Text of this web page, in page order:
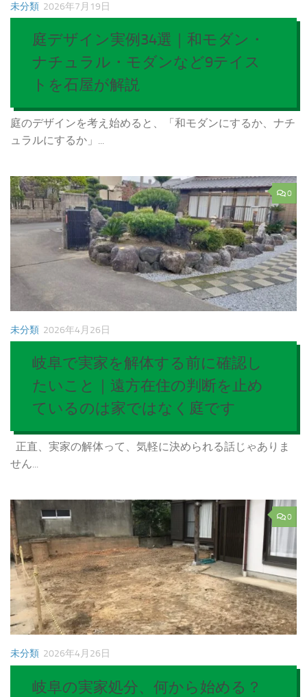
未分類 2026年7月19日
庭デザイン実例34選｜和モダン・
ナチュラル・モダンなど9テイス
トを石屋が解説
庭のデザインを考え始めると、「和モダンにするか、ナチ
ュラルにするか」...
0
未分類 2026年4月26日
岐阜で実家を解体する前に確認し
たいこと｜遠方在住の判断を止め
ているのは家ではなく庭です
正直、実家の解体って、気軽に決められる話じゃありま
せん...
0
未分類 2026年4月26日
岐阜の実家処分、何から始める？